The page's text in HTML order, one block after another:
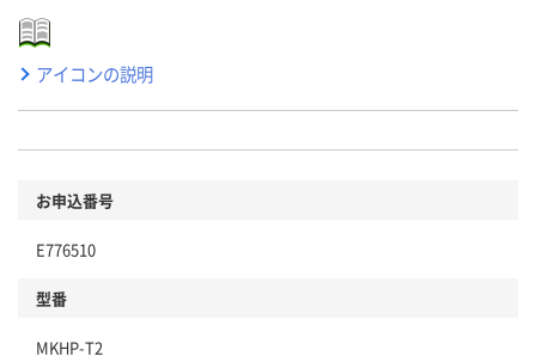
アイコンの説明
お申込番号
E776510
型番
MKHP-T2